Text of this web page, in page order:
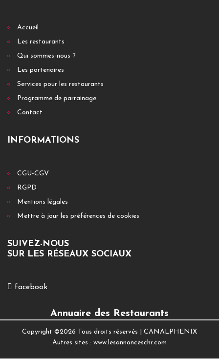
Accueil
Les restaurants
Qui sommes-nous ?
Les partenaires
Services pour les restaurants
Programme de parrainage
Contact
INFORMATIONS
CGU-CGV
RGPD
Mentions légales
Mettre à jour les préférences de cookies
SUIVEZ-NOUS
SUR LES RÉSEAUX SOCIAUX
facebook
Annuaire des Restaurants
Copyright ©2026 Tous droits réservés | CANALPHENIX
Autres sites : www.lesannonceschr.com